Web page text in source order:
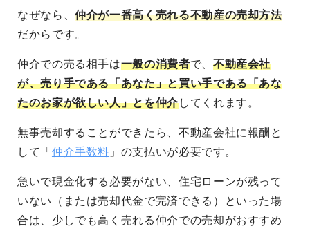
なぜなら、仲介が一番高く売れる不動産の売却方法
だからです。
仲介での売る相手は一般の消費者で、 不動産会社
が、売り手である「あなた」と買い手である「あな
たのお家が欲しい人」とを仲介してくれます。
無事売却することができたら、不動産会社に報酬と
して「 仲介手数料 」の支払いが必要です。
急いで現金化する必要がない、住宅ローンが残って
いない（または売却代金で完済できる）といった場
合は、少しでも高く売れる仲介での売却がおすすめ